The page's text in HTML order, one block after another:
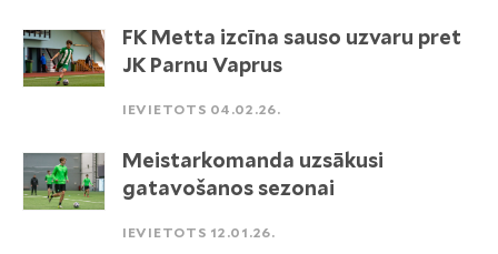
FK Metta izcīna sauso uzvaru pret
JK Parnu Vaprus
IEVIETOTS 04.02.26.
Meistarkomanda uzsākusi
gatavošanos sezonai
IEVIETOTS 12.01.26.